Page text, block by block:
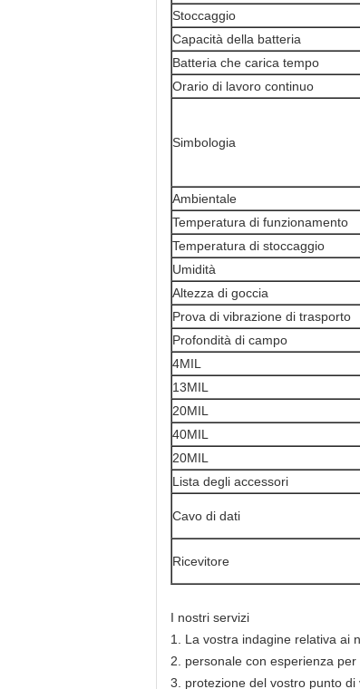
Stoccaggio
Capacità della batteria
Batteria che carica tempo
Orario di lavoro continuo
Simbologia
Ambientale
Temperatura di funzionamento
Temperatura di stoccaggio
Umidità
Altezza di goccia
Prova di vibrazione di trasporto
Profondità di campo
4MIL
13MIL
20MIL
40MIL
20MIL
Lista degli accessori
Cavo di dati
Ricevitore
I nostri servizi
1. La vostra indagine relativa ai
2. personale con esperienza
3. protezione del vostro punto